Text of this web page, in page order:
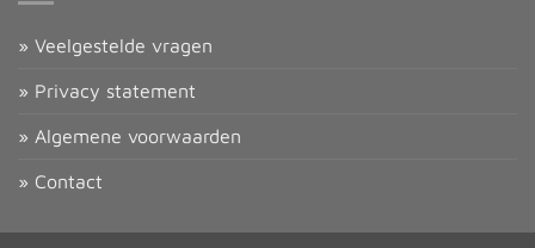
» Veelgestelde vragen
» Privacy statement
» Algemene voorwaarden
» Contact